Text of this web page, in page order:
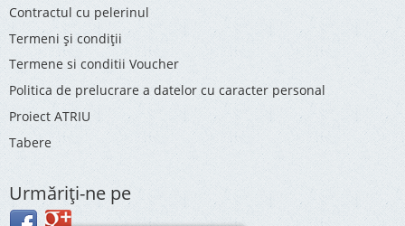
Contractul cu pelerinul
Termeni și condiții
Termene si conditii Voucher
Politica de prelucrare a datelor cu caracter personal
Proiect ATRIU
Tabere
Urmăriţi-ne pe